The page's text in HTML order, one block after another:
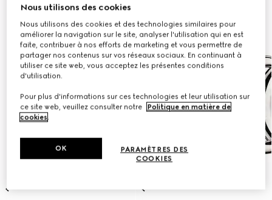
Nous utilisons des cookies
Nous utilisons des cookies et des technologies similaires pour
améliorer la navigation sur le site, analyser l'utilisation qui en est
faite, contribuer à nos efforts de marketing et vous permettre de
partager nos contenus sur vos réseaux sociaux. En continuant à
utiliser ce site web, vous acceptez les présentes conditions
d'utilisation.
Pour plus d'informations sur ces technologies et leur utilisation sur
ce site web, veuillez consulter notre
Politique en matière de
cookies.
PARAMÈTRES DES
COOKIES
OK